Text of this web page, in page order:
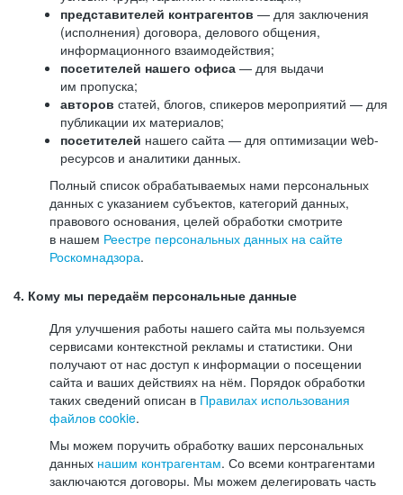
представителей контрагентов — для заключения
(исполнения) договора, делового общения,
информационного взаимодействия;
посетителей нашего офиса — для выдачи
им пропуска;
авторов статей, блогов, спикеров мероприятий — для
публикации их материалов;
посетителей нашего сайта — для оптимизации web-
ресурсов и аналитики данных.
Полный список обрабатываемых нами персональных
данных с указанием субъектов, категорий данных,
правового основания, целей обработки смотрите
в нашем Реестре персональных данных на сайте
Роскомнадзора.
4. Кому мы передаём персональные данные
Для улучшения работы нашего сайта мы пользуемся
сервисами контекстной рекламы и статистики. Они
получают от нас доступ к информации о посещении
сайта и ваших действиях на нём. Порядок обработки
таких сведений описан в Правилах использования
файлов cookie.
Мы можем поручить обработку ваших персональных
данных нашим контрагентам. Со всеми контрагентами
заключаются договоры. Мы можем делегировать часть